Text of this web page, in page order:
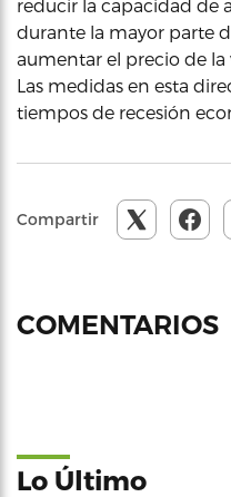
reducir la capacidad de
durante la mayor parte
aumentar el precio de la
Las medidas en esta
tiempos de recesión
Compartir
COMENTARIOS
Lo Último